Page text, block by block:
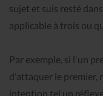
sujet et suis resté
applicable à trois ou
Par exemple, si l'un
d'attaquer le premier,
intention tel un